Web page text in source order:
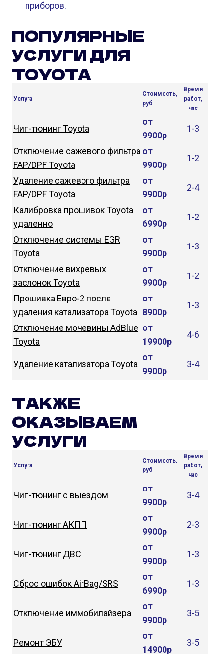
приборов.
ПОПУЛЯРНЫЕ
УСЛУГИ ДЛЯ
TOYOTA
Услуга
Стоимость,
руб
Время
работ,
час
Чип-тюнинг Toyota
от
9900р
1-3
Отключение сажевого фильтра
FAP/DPF Toyota
от
9900р
1-2
Удаление сажевого фильтра
FAP/DPF Toyota
от
9900р
2-4
Калибровка прошивок Toyota
удаленно
от
6990р
1-2
Отключение системы EGR
Toyota
от
9900р
1-3
Отключение вихревых
заслонок Toyota
от
9900р
1-2
Прошивка Евро-2 после
удаления катализатора Toyota
от
8900р
1-3
Отключение мочевины AdBlue
Toyota
от
19900р
4-6
Удаление катализатора Toyota
от
9900р
3-4
ТАКЖЕ
ОКАЗЫВАЕМ
УСЛУГИ
Услуга
Стоимость,
руб
Время
работ,
час
Чип-тюнинг с выездом
от
9900р
3-4
Чип-тюнинг АКПП
от
9900р
2-3
Чип-тюнинг ДВС
от
9900р
1-3
Сброс ошибок AirBag/SRS
от
6990р
1-3
Отключение иммобилайзера
от
9900р
3-5
Ремонт ЭБУ
от
14900р
3-5